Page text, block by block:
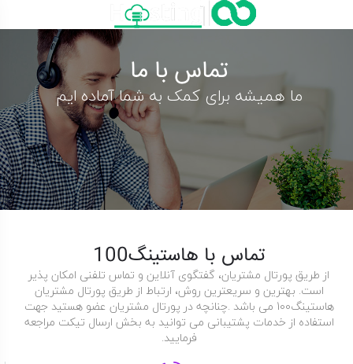
به
تماس با ما
ما همیشه برای کمک به شما آماده ایم
تماس با هاستینگ100
از طریق پورتال مشتریان، گفتگوی آنلاین و تماس تلفنی امکان پذیر
است. بهترین و سریعترین روش، ارتباط از طریق پورتال مشتریان
هاستینگ100 می باشد .چنانچه در پورتال مشتریان عضو هستید جهت
استفاده از خدمات پشتیبانی می توانید به بخش ارسال تیکت مراجعه
فرمایید.